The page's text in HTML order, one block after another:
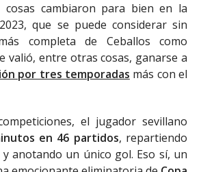
cosas cambiaron para bien en la
que se puede considerar sin
completa de Ceballos como
valió, entre otras cosas, ganarse a
por tres temporadas más con el
el jugador sevillano
en 46 partidos, repartiendo
y anotando un único gol. Eso sí, un